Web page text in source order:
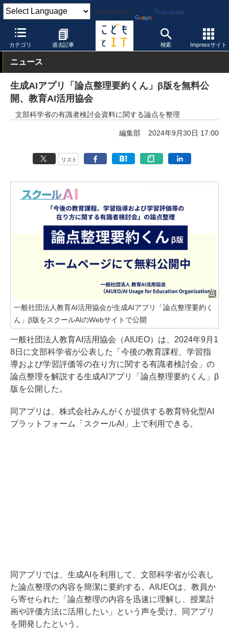
Powered by Translate
カテゴリ 過去記事 検索 Impressサイト
こどもとIT トピック 先生の働き方改革
ニュース
生成AIアプリ「論点整理要約くん」β版を無料公
開、教育AI活用協会
文部科学省の有識者検討会資料に関する論点を整理
編集部 2024年9月30日 17:00
リスト
一般社団法人教育AI活用協会が生成AIアプリ「論点整理要約く
ん」β版をスクールAIのWebサイトで公開
一般社団法人教育AI活用協会（AIUEO）は、2024年9月1
8日に文部科学省が公表した「今後の教育課程、学習指
導および学習評価等の在り方に関する有識者検討会」の
論点整理を解説する生成AIアプリ「論点整理要約くん」β
版を公開した。
同アプリは、株式会社みんがくが提供する教育特化型AI
プラットフォーム「スクールAI」上で利用できる。
同アプリでは、生成AIを利用して、文部科学省が公表し
た論点整理の内容を簡潔に要約する。AIUEOは、教員か
ら寄せられた「論点整理の内容を迅速に理解し、授業計
画や評価方法に活用したい」という声を受け、同アプリ
を開発したという。